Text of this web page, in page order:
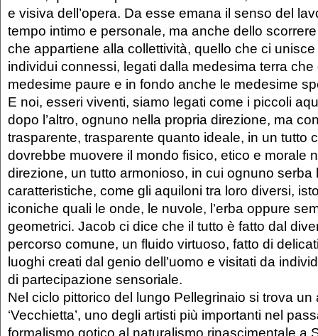
e visiva dell’opera. Da esse emana il senso del
tempo intimo e personale, ma anche dello
che appartiene alla collettività, quello che ci
individui connessi, legati dalla medesima terra
medesime paure e in fondo anche le medesime
E noi, esseri viventi, siamo legati come i piccoli
dopo l’altro, ognuno nella propria direzione, ma
trasparente, trasparente quanto ideale, in un tutto
dovrebbe muovere il mondo fisico, etico e morale
direzione, un tutto armonioso, in cui ognuno serba
caratteristiche, come gli aquiloni tra loro diversi,
iconiche quali le onde, le nuvole, l’erba oppure
geometrici. Jacob ci dice che il tutto è fatto dal
percorso comune, un fluido virtuoso, fatto di
luoghi creati dal genio dell’uomo e visitati da
di partecipazione sensoriale.
Nel ciclo pittorico del lungo Pellegrinaio si trova un
‘Vecchietta’, uno degli artisti più importanti nel
formalismo gotico al naturalismo rinascimentale a